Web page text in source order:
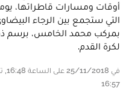
أوقات ومسارات قاطراتها، يومه
التي ستجمع بين الرجاء
بمركب محمد الخامس، برسم
لكرة القدم.
16:57